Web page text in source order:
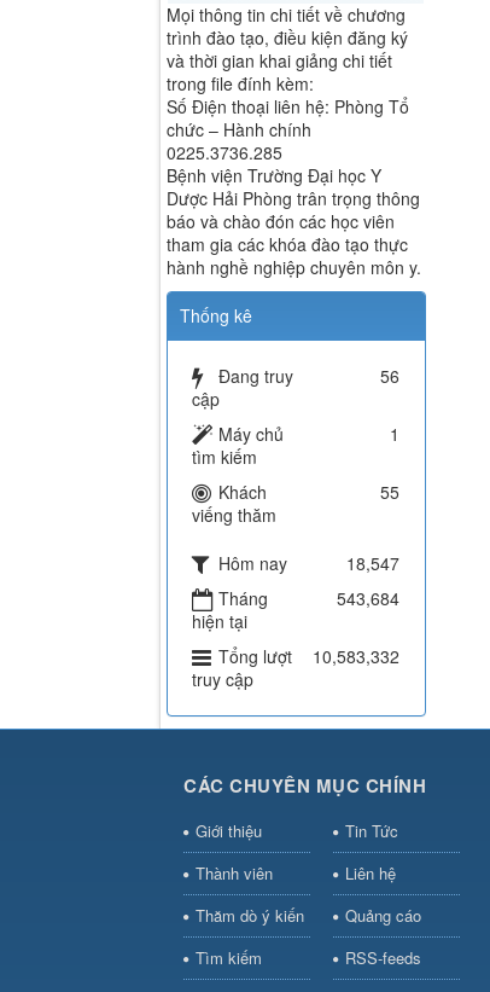
Mọi thông tin chi tiết về chương
trình đào tạo, điều kiện đăng ký
và thời gian khai giảng chi tiết
trong file đính kèm:
Số Điện thoại liên hệ: Phòng Tổ
chức – Hành chính
0225.3736.285
Bệnh viện Trường Đại học Y
Dược Hải Phòng trân trọng thông
báo và chào đón các học viên
tham gia các khóa đào tạo thực
hành nghề nghiệp chuyên môn y.
Thống kê
Đang truy
cập
56
Máy chủ
tìm kiếm
1
Khách
viếng thăm
55
Hôm nay
18,547
Tháng
hiện tại
543,684
Tổng lượt
truy cập
10,583,332
CÁC CHUYÊN MỤC CHÍNH
Giới thiệu
Tin Tức
Thành viên
Liên hệ
Thăm dò ý kiến
Quảng cáo
Tìm kiếm
RSS-feeds